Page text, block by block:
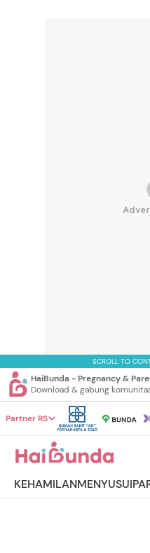
SCROLL TO
HaiBunda - Pregnancy &
Download & gabung
Partner RS
KEHAMILANMENYUSUI